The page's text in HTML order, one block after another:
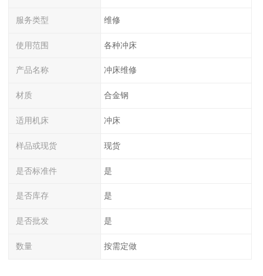
服务类型 维修
使用范围 各种冲床
产品名称 冲床维修
材质 合金钢
适用机床 冲床
样品或现货 现货
是否标准件 是
是否库存 是
是否批发 是
数量 按需定做